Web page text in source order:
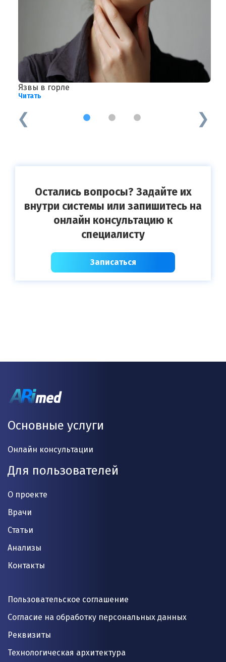
Язвы в горле
Читать
1 2 3
Остались вопросы? Задайте их
внутри системы или запишитесь на
онлайн консультацию к
специалисту
Записаться
Основные услуги
Онлайн консультации
Для пользователей
О проекте
Врачи
Статьи
Анализы
Контакты
Пользовательское соглашение
Согласие на обработку персональных данных
Реквизиты
Технологическая архитектура